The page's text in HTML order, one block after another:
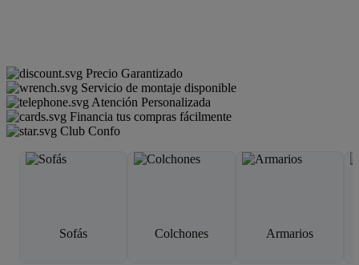
Precio Garantizado
Servicio de montaje disponible
Atención Personalizada
Financia tus compras fácilmente
Club Confo
Sofás Colchones Armarios